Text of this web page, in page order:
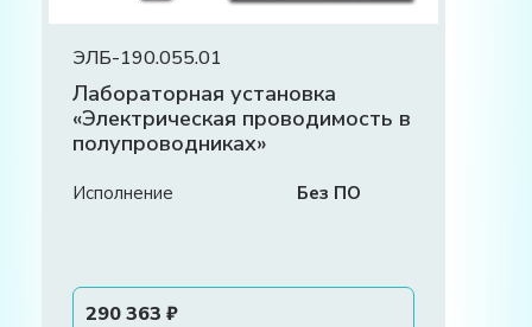
ЭЛБ-190.055.01
Лабораторная установка
«Электрическая проводимость в
полупроводниках»
Исполнение Без ПО
290 363 ₽